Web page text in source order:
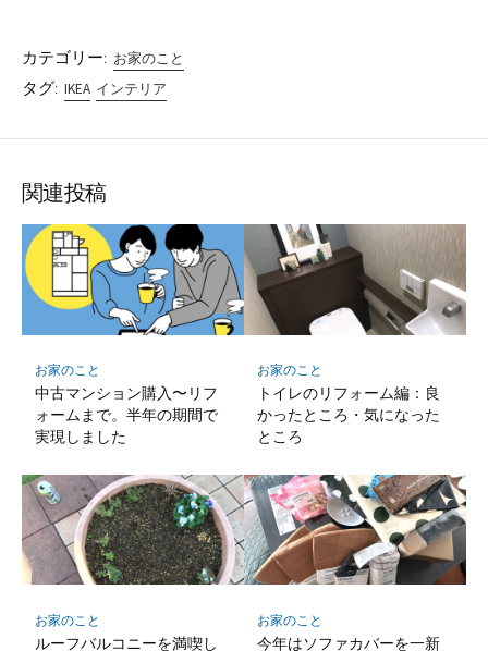
カテゴリー: お家のこと
タグ: IKEA インテリア
関連投稿
お家のこと
中古マンション購入〜リフ
ォームまで。半年の期間で
実現しました
お家のこと
トイレのリフォーム編：良
かったところ・気になった
ところ
お家のこと
ルーフバルコニーを満喫し
お家のこと
今年はソファカバーを一新